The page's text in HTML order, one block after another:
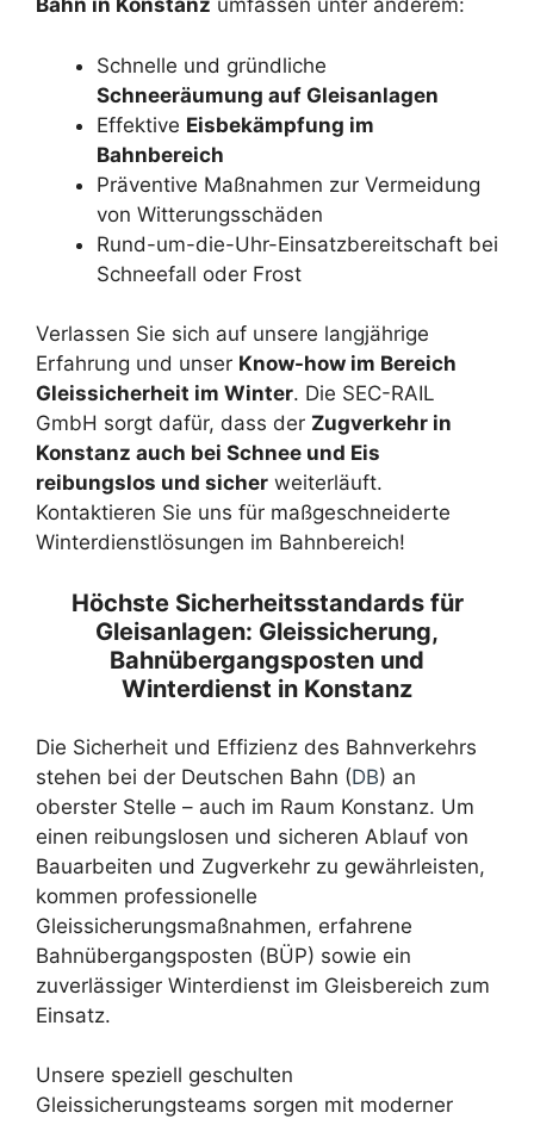
Bahn in Konstanz umfassen unter anderem:
Schnelle und gründliche
Schneeräumung auf Gleisanlagen
Effektive Eisbekämpfung im
Bahnbereich
Präventive Maßnahmen zur Vermeidung
von Witterungsschäden
Rund-um-die-Uhr-Einsatzbereitschaft bei
Schneefall oder Frost
Verlassen Sie sich auf unsere langjährige
Erfahrung und unser Know-how im Bereich
Gleissicherheit im Winter. Die SEC-RAIL
GmbH sorgt dafür, dass der Zugverkehr in
Konstanz auch bei Schnee und Eis
reibungslos und sicher weiterläuft.
Kontaktieren Sie uns für maßgeschneiderte
Winterdienstlösungen im Bahnbereich!
Höchste Sicherheitsstandards für
Gleisanlagen: Gleissicherung,
Bahnübergangsposten und
Winterdienst in Konstanz
Die Sicherheit und Effizienz des Bahnverkehrs
stehen bei der Deutschen Bahn (DB) an
oberster Stelle – auch im Raum Konstanz. Um
einen reibungslosen und sicheren Ablauf von
Bauarbeiten und Zugverkehr zu gewährleisten,
kommen professionelle
Gleissicherungsmaßnahmen, erfahrene
Bahnübergangsposten (BÜP) sowie ein
zuverlässiger Winterdienst im Gleisbereich zum
Einsatz.
Unsere speziell geschulten
Gleissicherungsteams sorgen mit moderner